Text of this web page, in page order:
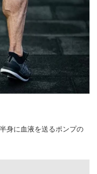
身に血液を送るポンプの